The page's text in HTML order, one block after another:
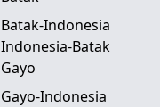
Batak-Indonesia
Indonesia-Batak
Gayo
Gayo-Indonesia